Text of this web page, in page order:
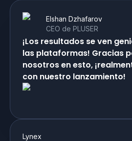
¡Los resultados se ven
las plataformas! Gracias
nosotros en esto,
con nuestro lanzamiento!
Elshan Dzhafarov
CEO de PLUSER
Lynex